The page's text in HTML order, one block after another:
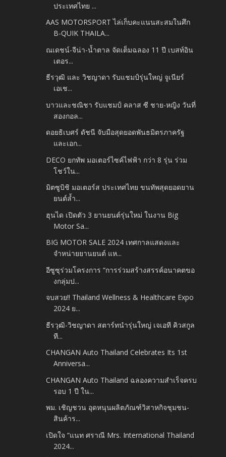
ประเทศไทย ...
AAS MOTORSPORT ไล่เก็บคะแนนสะสมในศึก
B-QUIK THAILA...
ณเดชน์-จีน่า-น้ำตาล จัดเต็มฉลอง 11 ปี เบสท์อิน
เตอร...
ธีรวุฒิ และ วิชญาดา รับแชมป์รุ่นใหญ่ จูเนียร์
เอเช...
บาวและชณิชา รับแชมป์ คลาส ซี ชาย-หญิง วันที่
สองกอล...
ดอยธิเบศร์ ดัชนี จับมือสุดยอดพันธมิตรภาครัฐ
และเอก...
DECO ยกทัพ มอเตอร์ไซค์ไฟฟ้า กว่า 8 รุ่น ร่วม
โชว์ใน...
มิตซูบิชิ มอเตอร์ส ประเทศไทย ขนทัพสุดยอดยาน
ยนต์ล้ำ...
ฮุนได เปิดตัว 3 ยานยนต์รุ่นใหม่ ในงาน Big
Motor Sa...
BIG MOTOR SALE 2024 เทศกาลแสดงและ
จำหน่ายยานยนต์ แห...
อีซูซุร่วมโครงการ “การร่วมสร้างสรรค์อนาคตขอ
งกลุ่มป...
จบสวย!! Thailand Wellness & Healthcare Expo
2024 ย...
ธีรวุฒิ-วิชญาดา สตาร์ทนำรุ่นใหญ่ เจเอที คิวสกูล
ที...
CHANGAN Auto Thailand Celebrates Its 1st
Anniversa...
CHANGAN Auto Thailand ฉลองความสำเร็จครบ
รอบ 1 ปี ใน...
พม. เชิญชวน อุดหนุนผลิตภัณฑ์วิสาหกิจชุมชน-
สินค้าร...
เปิดใจ “แนท ศราณี Mrs. International Thailand
2024...